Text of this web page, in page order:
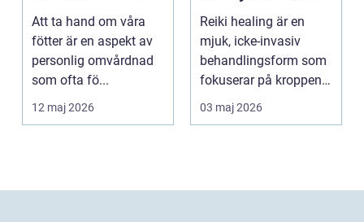
Att ta hand om våra
fötter är en aspekt av
personlig omvårdnad
som ofta fö...
12 maj 2026
djupare
återhämtning
Reiki healing är en
mjuk, icke-invasiv
behandlingsform som
fokuserar på kroppens
egen förmåga att lä...
03 maj 2026